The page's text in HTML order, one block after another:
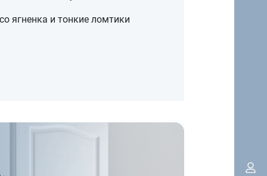
ягненка и тонкие ломтики